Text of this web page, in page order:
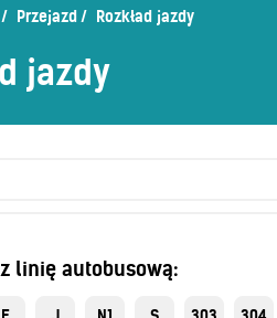
jazdy
podróż –
u kierowców
Przejazd Rozkład jazdy
jazdy
linię autobusową: